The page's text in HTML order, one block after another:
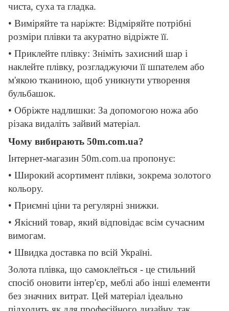
чиста, суха та гладка.
• Виміряйте та наріжте: Відміряйте потрібні
розміри плівки та акуратно відріжте її.
• Приклейте плівку: Зніміть захисний шар і
наклейте плівку, розгладжуючи її шпателем або
м'якою тканиною, щоб уникнути утворення
бульбашок.
• Обріжте надлишки: За допомогою ножа або
різака видаліть зайвий матеріал.
Чому вибирають 50m.com.ua?
Інтернет-магазин 50m.com.ua пропонує:
• Широкий асортимент плівки, зокрема золотого
кольору.
• Приємні ціни та регулярні знижки.
• Якісний товар, який відповідає всім сучасним
вимогам.
• Швидка доставка по всій Україні.
Золота плівка, що самоклеїться - це стильний
спосіб оновити інтер'єр, меблі або інші елементи
без значних витрат. Цей матеріал ідеально